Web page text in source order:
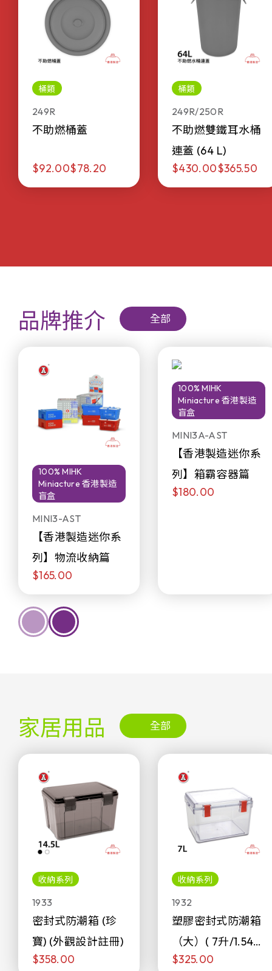
桶類
249R
不助燃桶蓋
$92.00$78.20
桶類
249R/250R
不助燃雙鐵耳水桶
連蓋 (64 L)
$430.00$365.50
品牌推介 全部
100% MIHK
Miniacture 香港製造
盲盒
MINI3-AST
【香港製造迷你系
列】物流收納篇
$165.00
100% MIHK
Miniacture 香港製造
盲盒
MINI3A-AST
【香港製造迷你系
列】箱霸容器篇
$180.00
家居用品 全部
收納系列
1933
密封式防潮箱 (珍
寶) (外觀設計註冊)
$358.00
收納系列
1932
塑膠密封式防潮箱
（大）( 7升/1.54加
侖)
$325.00